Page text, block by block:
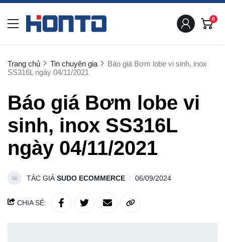
0
Trang chủ Tin chuyên gia
Báo giá Bơm lobe vi sinh, inox
SS316L ngày 04/11/2021
Báo giá Bơm lobe vi
sinh, inox SS316L
ngày 04/11/2021
TÁC GIẢ SUDO ECOMMERCE 06/09/2024
CHIA SẺ: